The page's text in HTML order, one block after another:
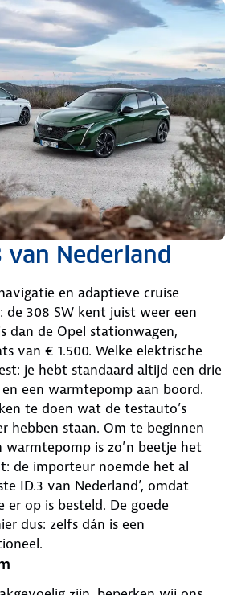
van Nederland
en adaptieve cruise
de 308 SW kent juist weer een
dan de Opel stationwagen,
van € 1.500. Welke elektrische
je hebt standaard altijd een drie
een warmtepomp aan boord.
te doen wat de testauto’s
hebben staan. Om te beginnen
warmtepomp is zo’n beetje het
de importeur noemde het al
ID.3 van Nederland’, omdat
er op is besteld. De goede
dus: zelfs dán is een